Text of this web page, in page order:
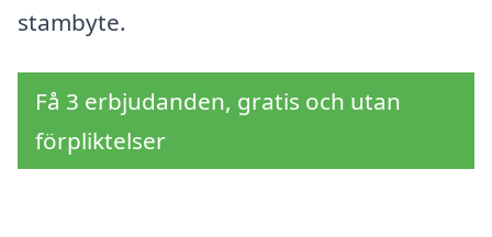
stambyte.
Få 3 erbjudanden, gratis och utan
förpliktelser